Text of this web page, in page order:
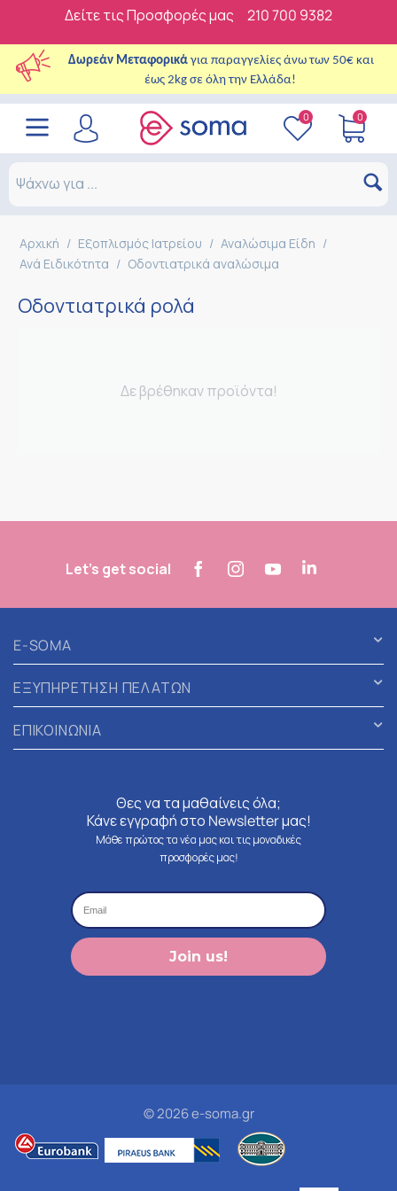
Δείτε τις Προσφορές μας 210 700 9382
Δωρεάν Μεταφορικά για παραγγελίες άνω των 50€ και
έως 2kg σε όλη την Ελλάδα!
0 0
Αρχική / Εξοπλισμός Ιατρείου / Αναλώσιμα Είδη /
Ανά Ειδικότητα / Οδοντιατρικά αναλώσιμα
Οδοντιατρικά ρολά
Δε βρέθηκαν προϊόντα!
Let's get social
E-SOMA
ΕΞΥΠΗΡΕΤΗΣΗ ΠΕΛΑΤΩΝ
ΕΠΙΚΟΙΝΩΝΙΑ
Θες να τα μαθαίνεις όλα;
Κάνε εγγραφή στο Newsletter μας!
Μάθε πρώτος τα νέα μας και τις μοναδικές
προσφορές μας!
Join us!
© 2026 e-soma.gr